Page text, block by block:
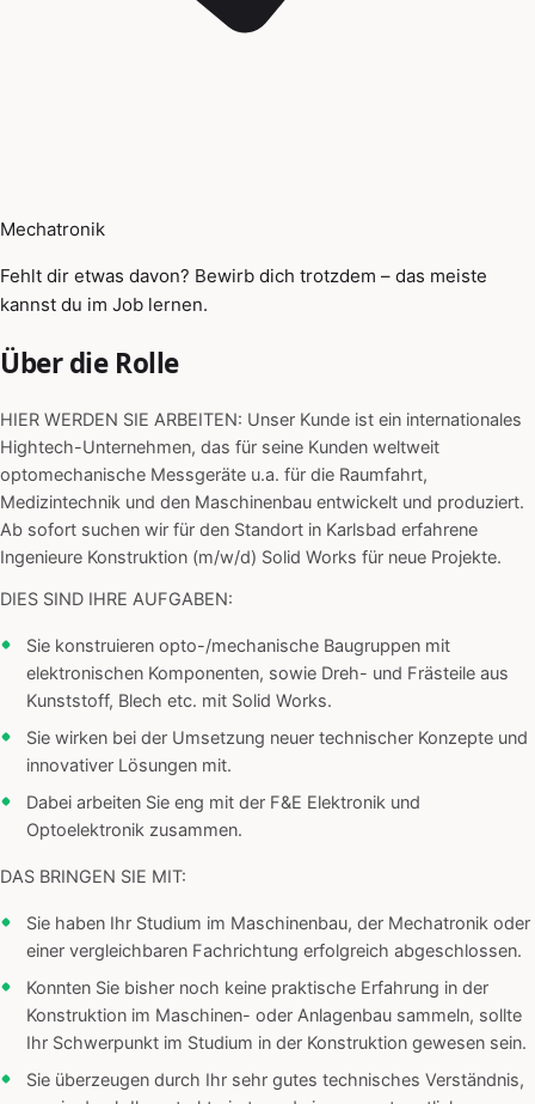
Mechatronik
Fehlt dir etwas davon? Bewirb dich trotzdem – das meiste
kannst du im Job lernen.
Über die Rolle
HIER WERDEN SIE ARBEITEN: Unser Kunde ist ein internationales
Hightech-Unternehmen, das für seine Kunden weltweit
optomechanische Messgeräte u.a. für die Raumfahrt,
Medizintechnik und den Maschinenbau entwickelt und produziert.
Ab sofort suchen wir für den Standort in Karlsbad erfahrene
Ingenieure Konstruktion (m/w/d) Solid Works für neue Projekte.
DIES SIND IHRE AUFGABEN:
Sie konstruieren opto-/mechanische Baugruppen mit
elektronischen Komponenten, sowie Dreh- und Frästeile aus
Kunststoff, Blech etc. mit Solid Works.
Sie wirken bei der Umsetzung neuer technischer Konzepte und
innovativer Lösungen mit.
Dabei arbeiten Sie eng mit der F&E Elektronik und
Optoelektronik zusammen.
DAS BRINGEN SIE MIT:
Sie haben Ihr Studium im Maschinenbau, der Mechatronik oder
einer vergleichbaren Fachrichtung erfolgreich abgeschlossen.
Konnten Sie bisher noch keine praktische Erfahrung in der
Konstruktion im Maschinen- oder Anlagenbau sammeln, sollte
Ihr Schwerpunkt im Studium in der Konstruktion gewesen sein.
Sie überzeugen durch Ihr sehr gutes technisches Verständnis,